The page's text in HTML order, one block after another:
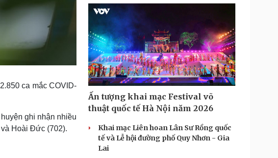
ca mắc COVID-
ghi nhận nhiều
Hoài Đức (702).
Ấn tượng khai mạc Festival võ
thuật quốc tế Hà Nội năm 2026
Khai mạc Liên hoan Lân Sư Rồng quốc
tế và Lễ hội đường phố Quy Nhơn - Gia
Lai